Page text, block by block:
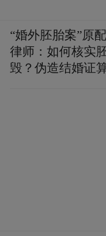
“婚外胚胎案”原
律师：如何核实
毁？伪造结婚证